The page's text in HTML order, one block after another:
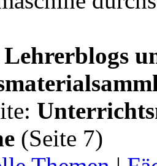
Lehrerblogs
(Seite 7)